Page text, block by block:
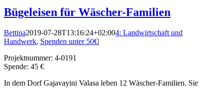
Bügeleisen für Wäscher-Familien
Bettina2019-07-28T13:16:24+02:004: Landwirtschaft und
Handwerk, Spenden unter 50€|
Projektnummer: 4-0191
Spende: 45 €
In dem Dorf Gajavayini Valasa leben 12 Wäscher-Familien. Sie